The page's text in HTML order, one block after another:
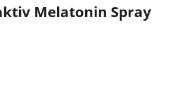
Melatonin Spray